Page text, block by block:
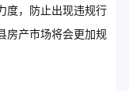
度，防止出现违规行
房产市场将会更加规